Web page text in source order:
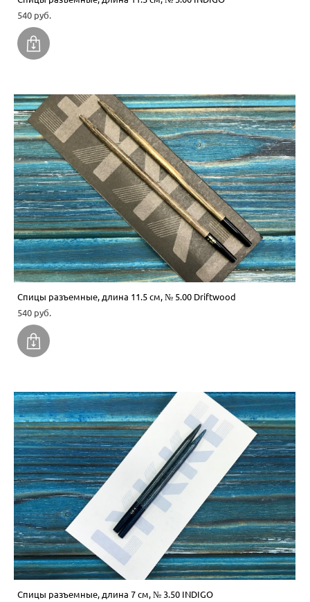
540 pуб.
Спицы разъемные, длина 11.5 см, № 5.00 Driftwood
540 pуб.
Спицы разъемные, длина 7 см, № 3.50 INDIGO